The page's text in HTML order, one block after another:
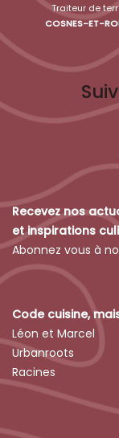
Traiteur de
COSNES-ET-
Recevez nos
et inspirations
Abonnez vous à
Code cuisine,
Léon et Marcel
Urbanroots
Racines